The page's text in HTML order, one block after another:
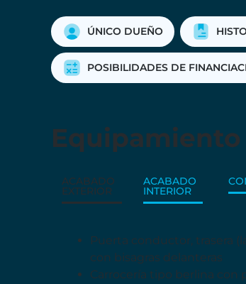
ÚNICO DUEÑO
POSIBILIDADES DE
ACABADO
EXTERIOR
Puerta conductor, trasera
con bisagras delanteras
Carrocería tipo berlina con
ACABADO
INTERIOR